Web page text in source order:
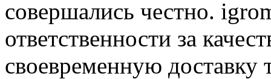
совершались честно.
ответственности за
своевременную доставку